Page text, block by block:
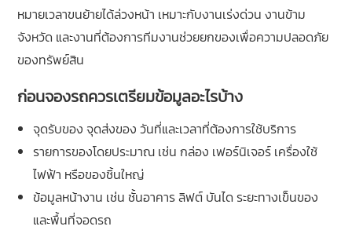
หมายเวลาขนย้ายได้ล่วงหน้า เหมาะกับงานเร่งด่วน งานข้าม
จังหวัด และงานที่ต้องการทีมงานช่วยยกของเพื่อความปลอดภัย
ของทรัพย์สิน
ก่อนจองรถควรเตรียมข้อมูลอะไรบ้าง
จุดรับของ จุดส่งของ วันที่และเวลาที่ต้องการใช้บริการ
รายการของโดยประมาณ เช่น กล่อง เฟอร์นิเจอร์ เครื่องใช้
ไฟฟ้า หรือของชิ้นใหญ่
ข้อมูลหน้างาน เช่น ชั้นอาคาร ลิฟต์ บันได ระยะทางเข็นของ
และพื้นที่จอดรถ